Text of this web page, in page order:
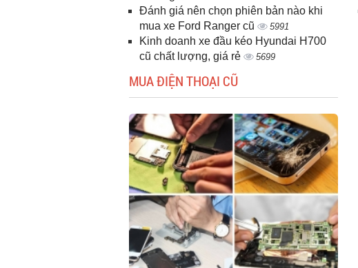
Đánh giá nên chọn phiên bản nào khi
mua xe Ford Ranger cũ
5991
Kinh doanh xe đầu kéo Hyundai H700
cũ chất lượng, giá rẻ
5699
MUA ĐIỆN THOẠI CŨ